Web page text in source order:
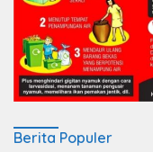
Berita Populer